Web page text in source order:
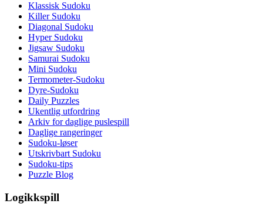
Klassisk Sudoku
Killer Sudoku
Diagonal Sudoku
Hyper Sudoku
Jigsaw Sudoku
Samurai Sudoku
Mini Sudoku
Termometer-Sudoku
Dyre-Sudoku
Daily Puzzles
Ukentlig utfordring
Arkiv for daglige puslespill
Daglige rangeringer
Sudoku-løser
Utskrivbart Sudoku
Sudoku-tips
Puzzle Blog
Logikkspill